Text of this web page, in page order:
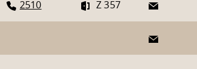
2510 Z 357